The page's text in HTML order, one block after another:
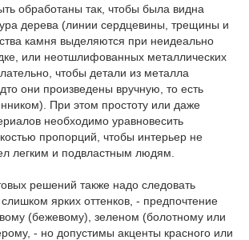
обработаны так, чтобы была видна
дерева (линии сердцевины, трещины и
камня выделяются при неидеально
или неотшлифованных металлических
чтобы детали из металла
они произведены вручную, то есть
При этом простоту или даже
необходимо уравновесить
пропорций, чтобы интерьер не
легким и подвластным людям.
решений также надо следовать
ярких оттенков, - предпочтение
(бежевому), зеленом (болотному или
- но допустимы акценты красного или